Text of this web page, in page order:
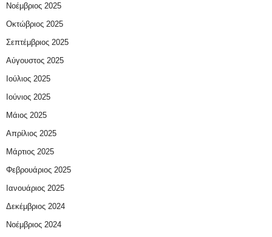
Νοέμβριος 2025
Οκτώβριος 2025
Σεπτέμβριος 2025
Αύγουστος 2025
Ιούλιος 2025
Ιούνιος 2025
Μάιος 2025
Απρίλιος 2025
Μάρτιος 2025
Φεβρουάριος 2025
Ιανουάριος 2025
Δεκέμβριος 2024
Νοέμβριος 2024